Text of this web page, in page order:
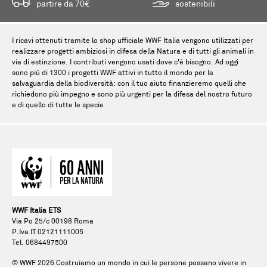
partire da 70€
sostenibili
I ricavi ottenuti tramite lo shop ufficiale WWF Italia vengono utilizzati per
realizzare progetti ambiziosi in difesa della Natura e di tutti gli animali in
via di estinzione. I contributi vengono usati dove c'è bisogno. Ad oggi
sono più di 1300 i progetti WWF attivi in tutto il mondo per la
salvaguardia della biodiversità: con il tuo aiuto finanzieremo quelli che
richiedono più impegno e sono più urgenti per la difesa del nostro futuro
e di quello di tutte le specie
WWF Italia ETS
Via Po 25/c 00198 Roma
P.Iva IT 02121111005
Tel. 0684497500
© WWF 2026 Costruiamo un mondo in cui le persone possano vivere in